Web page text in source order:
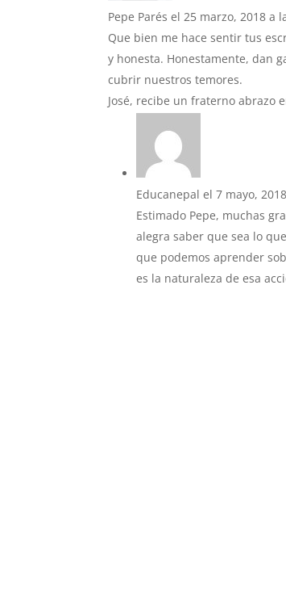
Pepe Parés el 25 marzo, 2018 a
Que bien me hace sentir tus
y honesta. Honestamente, dan
cubrir nuestros temores.
José, recibe un fraterno abrazo
Educanepal el 7 mayo,
Estimado Pepe, muchas
alegra saber que sea lo
que podemos aprender
es la naturaleza de esa